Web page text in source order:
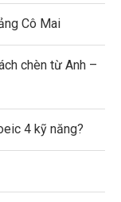
Cô Mai
chèn từ Anh –
4 kỹ năng?